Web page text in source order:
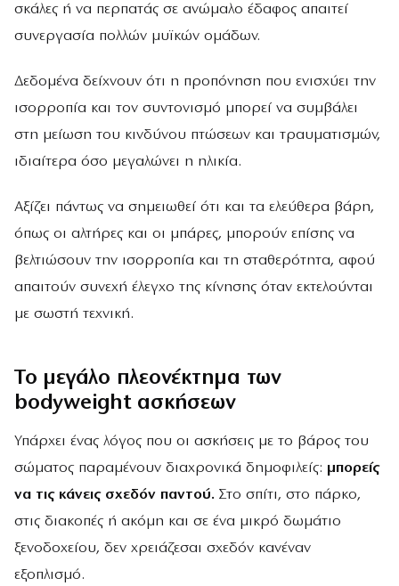
σκάλες ή να περπατάς σε ανώμαλο έδαφος απαιτεί
συνεργασία πολλών μυϊκών ομάδων.
Δεδομένα δείχνουν ότι η προπόνηση που ενισχύει την
ισορροπία και τον συντονισμό μπορεί να συμβάλει
στη μείωση του κινδύνου πτώσεων και τραυματισμών,
ιδιαίτερα όσο μεγαλώνει η ηλικία.
Αξίζει πάντως να σημειωθεί ότι και τα ελεύθερα βάρη,
όπως οι αλτήρες και οι μπάρες, μπορούν επίσης να
βελτιώσουν την ισορροπία και τη σταθερότητα, αφού
απαιτούν συνεχή έλεγχο της κίνησης όταν εκτελούνται
με σωστή τεχνική.
Το μεγάλο πλεονέκτημα των
bodyweight ασκήσεων
Υπάρχει ένας λόγος που οι ασκήσεις με το βάρος του
σώματος παραμένουν διαχρονικά δημοφιλείς: μπορείς
να τις κάνεις σχεδόν παντού. Στο σπίτι, στο πάρκο,
στις διακοπές ή ακόμη και σε ένα μικρό δωμάτιο
ξενοδοχείου, δεν χρειάζεσαι σχεδόν κανέναν
εξοπλισμό.